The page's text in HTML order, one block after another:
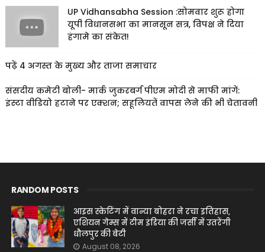
UP Vidhansabha Session :सोमवार शुरू होगा
यूपी विधानसभा का मानसून सत्र, विपक्ष ने दिया
हंगामे का संकेत!
पढ़ें 4 अगस्त के मुख्य और ताजा समाचार
संसदीय कमेटी बोली- मार्क जुकरबर्ग पीएम मोदी से माफी मांगें:
इंस्टा वीडियो हटाने पर एक्शन; सहूलियतें वापस लेने की भी चेतावनी
RANDOM POSTS
आइस स्केटिंग में वान्या बोहरा ने रचा इतिहास,
एशियन गेम्स में टीम इंडिया की जर्सी में उतरेंगी
धौलपुर की बेटी
August 08, 2026